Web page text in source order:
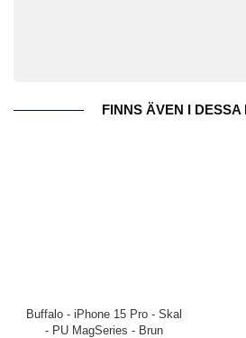
FINNS ÄVEN I DESSA
Buffalo - iPhone 15 Pro - Skal
- PU MagSeries - Brun